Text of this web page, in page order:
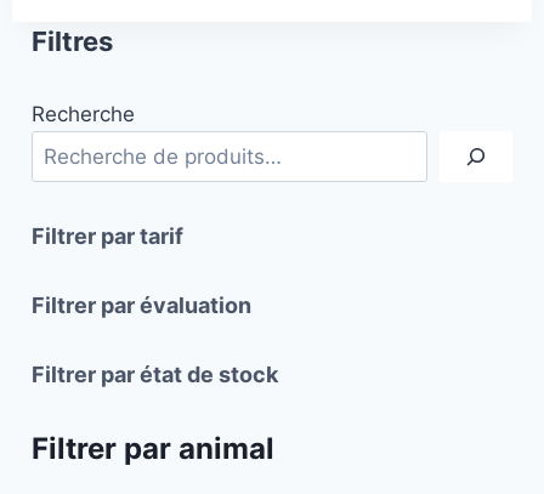
Filtres
Recherche
Filtrer par tarif
Filtrer par évaluation
Filtrer par état de stock
Filtrer par animal